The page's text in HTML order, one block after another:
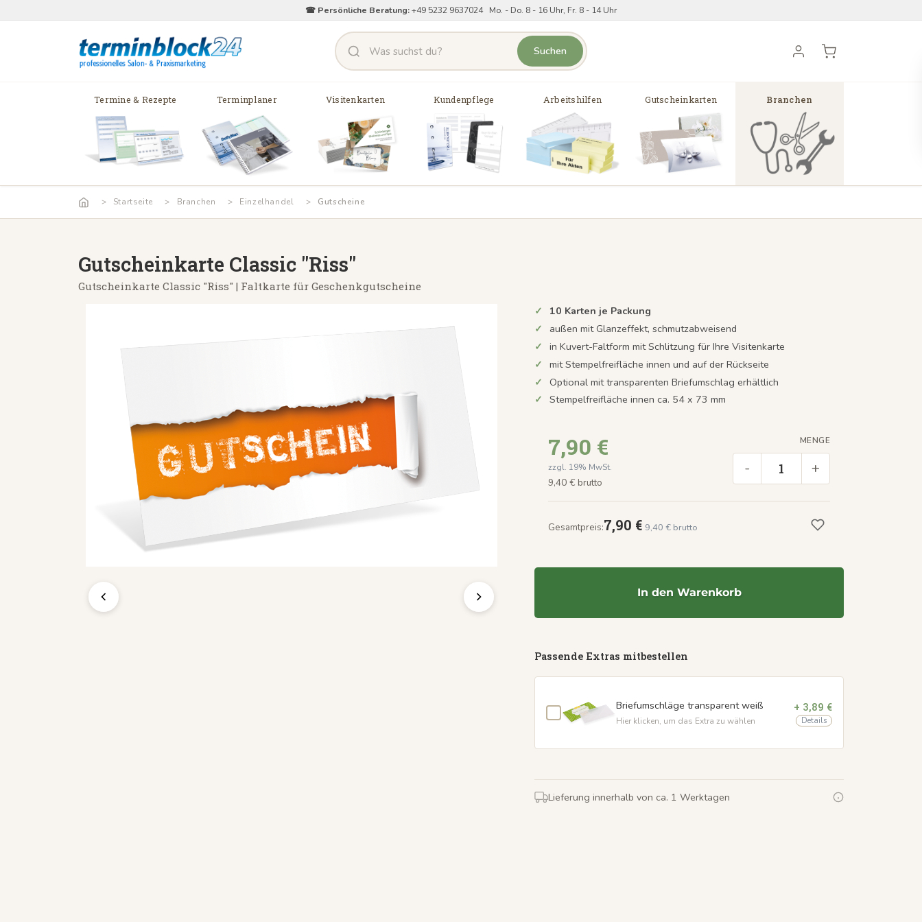
☎ Persönliche Beratung:+49 5232 9637024 Mo. - Do. 8 - 16 Uhr, Fr. 8 - 14 Uhr
Suchen
Termine & Rezepte Terminplaner Visitenkarten Kundenpflege Arbeitshilfen Gutscheinkarten Branchen
Startseite Branchen Einzelhandel Gutscheine
Gutscheinkarte Classic "Riss"
Gutscheinkarte Classic "Riss" | Faltkarte für Geschenkgutscheine
10 Karten je Packung
außen mit Glanzeffekt, schmutzabweisend
in Kuvert-Faltform mit Schlitzung für Ihre Visitenkarte
mit Stempelfreifläche innen und auf der Rückseite
Optional mit transparenten Briefumschlag erhältlich
Stempelfreifläche innen ca. 54 x 73 mm
7,90 €
zzgl. 19% MwSt.
9,40 € brutto
MENGE
- +
Gesamtpreis:7,90 € 9,40 € brutto
In den Warenkorb
Passende Extras mitbestellen
Briefumschläge transparent weiß
Hier klicken, um das Extra zu wählen
+ 3,89 €
Details
Lieferung innerhalb von ca. 1 Werktagen